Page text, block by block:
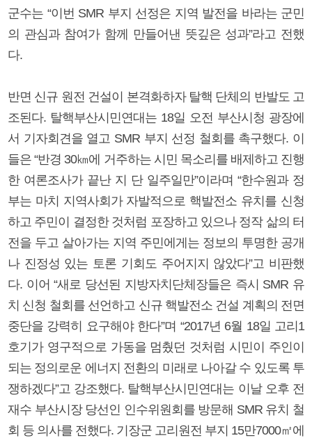
군수는 “이번 SMR 부지 선정은 지역 발전을 바라는 군민
의 관심과 참여가 함께 만들어낸 뜻깊은 성과”라고 전했
다.
반면 신규 원전 건설이 본격화하자 탈핵 단체의 반발도 고
조된다. 탈핵부산시민연대는 18일 오전 부산시청 광장에
서 기자회견을 열고 SMR 부지 선정 철회를 촉구했다. 이
들은 “반경 30㎞에 거주하는 시민 목소리를 배제하고 진행
한 여론조사가 끝난 지 단 일주일만”이라며 “한수원과 정
부는 마치 지역사회가 자발적으로 핵발전소 유치를 신청
하고 주민이 결정한 것처럼 포장하고 있으나 정작 삶의 터
전을 두고 살아가는 지역 주민에게는 정보의 투명한 공개
나 진정성 있는 토론 기회도 주어지지 않았다”고 비판했
다. 이어 “새로 당선된 지방자치단체장들은 즉시 SMR 유
치 신청 철회를 선언하고 신규 핵발전소 건설 계획의 전면
중단을 강력히 요구해야 한다”며 “2017년 6월 18일 고리1
호기가 영구적으로 가동을 멈췄던 것처럼 시민이 주인이
되는 정의로운 에너지 전환의 미래로 나아갈 수 있도록 투
쟁하겠다”고 강조했다. 탈핵부산시민연대는 이날 오후 전
재수 부산시장 당선인 인수위원회를 방문해 SMR 유치 철
회 등 의사를 전했다. 기장군 고리원전 부지 15만7000㎡에